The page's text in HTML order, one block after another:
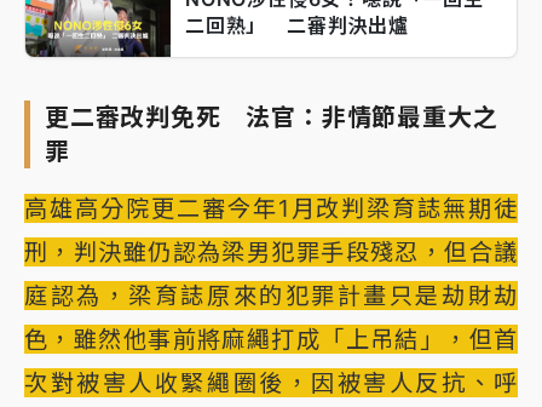
二回熟」 二審判決出爐
更二審改判免死 法官：非情節最重大之
罪
高雄高分院更二審今年1月改判梁育誌無期徒
刑，判決雖仍認為梁男犯罪手段殘忍，但合議
庭認為，梁育誌原來的犯罪計畫只是劫財劫
色，雖然他事前將麻繩打成「上吊結」，但首
次對被害人收緊繩圈後，因被害人反抗、呼